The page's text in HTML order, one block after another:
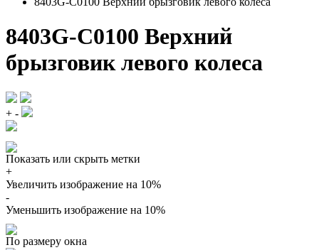
8403G-C0100 Верхний
брызговик левого колеса
+ -
Показать или скрыть метки
+
Увеличить изображение на 10%
-
Уменьшить изображение на 10%
По размеру окна